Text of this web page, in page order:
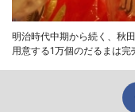
明治時代中期から続く、秋
用意する1万個のだるまは完